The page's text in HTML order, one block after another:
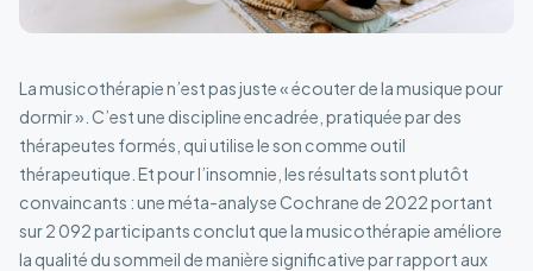
La musicothérapie n’est pas juste « écouter de la musique pour
dormir ». C’est une discipline encadrée, pratiquée par des
thérapeutes formés, qui utilise le son comme outil
thérapeutique. Et pour l’insomnie, les résultats sont plutôt
convaincants : une méta-analyse Cochrane de 2022 portant
sur 2 092 participants conclut que la musicothérapie améliore
la qualité du sommeil de manière significative par rapport aux